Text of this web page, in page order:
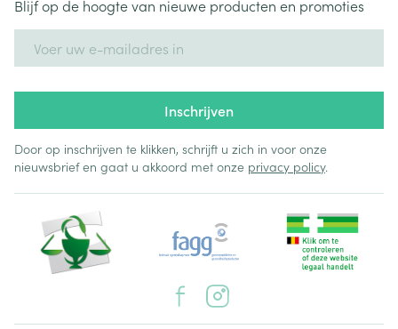
Blijf op de hoogte van nieuwe producten en promoties
Inschrijven
Door op inschrijven te klikken, schrijft u zich in voor onze
nieuwsbrief en gaat u akkoord met onze privacy policy.